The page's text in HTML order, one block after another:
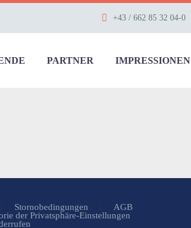
+43 / 662 85 32 04-0
PARTNER IMPRESSIONEN
Stornobedingungen
AGB
der Privatsphäre-Einstellungen